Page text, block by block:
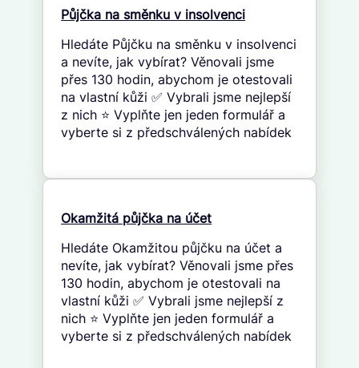
Půjčka na směnku v insolvenci
Hledáte Půjčku na směnku v insolvenci
a nevíte, jak vybírat? Věnovali jsme
přes 130 hodin, abychom je otestovali
na vlastní kůži ✅ Vybrali jsme nejlepší
z nich ⭐ Vyplňte jen jeden formulář a
vyberte si z předschválených nabídek
Okamžitá půjčka na účet
Hledáte Okamžitou půjčku na účet a
nevíte, jak vybírat? Věnovali jsme přes
130 hodin, abychom je otestovali na
vlastní kůži ✅ Vybrali jsme nejlepší z
nich ⭐ Vyplňte jen jeden formulář a
vyberte si z předschválených nabídek